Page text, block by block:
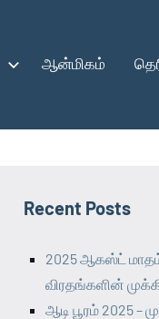
ஆன்மிகம்
Recent Posts
2025 ஆகஸ்ட்
விரதங்களின்
ஆடி பூரம் 2025 –